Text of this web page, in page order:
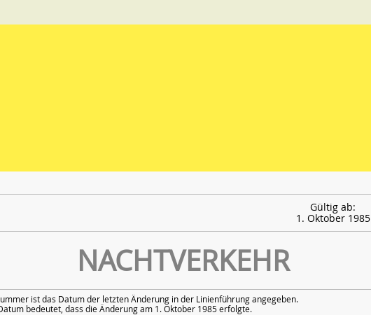
Gültig ab:
1. Oktober 1985
NACHTVERKEHR
ist das Datum der letzten Änderung in der Linienführung angegeben.
bedeutet, dass die Änderung am 1. Oktober 1985 erfolgte.